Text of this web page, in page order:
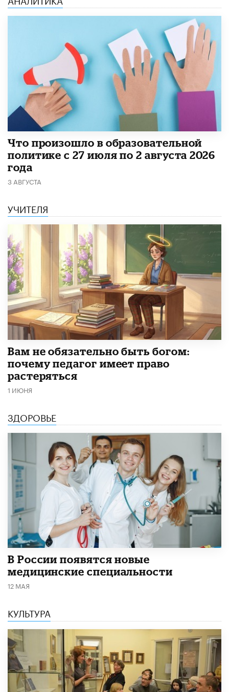
​Что произошло в образовательной
политике с 27 июля по 2 августа 2026
года
3 АВГУСТА
УЧИТЕЛЯ
​Вам не обязательно быть богом:
почему педагог имеет право
растеряться
1 ИЮНЯ
ЗДОРОВЬЕ
В России появятся новые
медицинские специальности
12 МАЯ
КУЛЬТУРА